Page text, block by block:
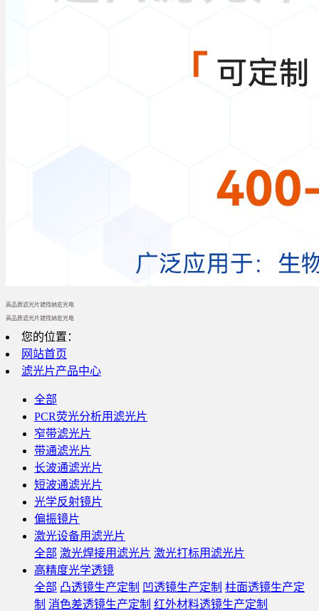
高品质滤光片就找纳宏光电
高品质滤光片就找纳宏光电
您的位置：
网站首页
滤光片产品中心
全部
PCR荧光分析用滤光片
窄带滤光片
带通滤光片
长波通滤光片
短波通滤光片
光学反射镜片
偏振镜片
激光设备用滤光片
全部 激光焊接用滤光片 激光打标用滤光片
高精度光学透镜
全部 凸透镜生产定制 凹透镜生产定制 柱面透镜生产定
制 消色差透镜生产定制 红外材料透镜生产定制